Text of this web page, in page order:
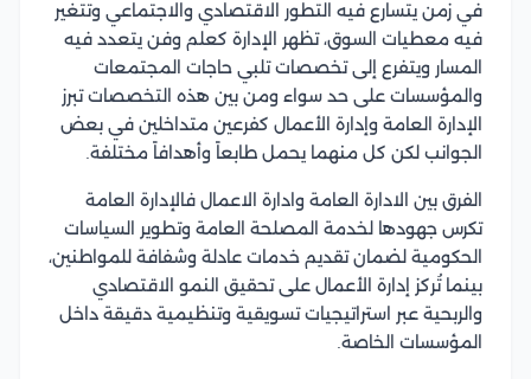
في زمن يتسارع فيه التطور الاقتصادي والاجتماعي وتتغير
فيه معطيات السوق، تظهر الإدارة كعلم وفن يتعدد فيه
المسار ويتفرع إلى تخصصات تلبي حاجات المجتمعات
والمؤسسات على حد سواء ومن بين هذه التخصصات تبرز
الإدارة العامة وإدارة الأعمال كفرعين متداخلين في بعض
الجوانب لكن كل منهما يحمل طابعاً وأهدافاً مختلفة.
الفرق بين الادارة العامة وادارة الاعمال فالإدارة العامة
تكرس جهودها لخدمة المصلحة العامة وتطوير السياسات
الحكومية لضمان تقديم خدمات عادلة وشفافة للمواطنين،
بينما تُركز إدارة الأعمال على تحقيق النمو الاقتصادي
والربحية عبر استراتيجيات تسويقية وتنظيمية دقيقة داخل
المؤسسات الخاصة.